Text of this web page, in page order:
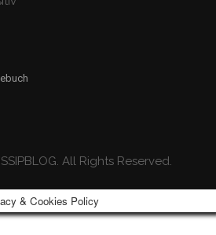
All Rights Reserved.
& Cookies Policy